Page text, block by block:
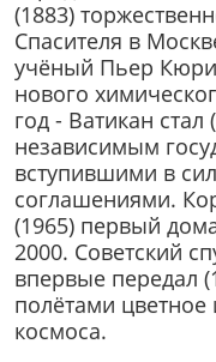
(1883)
Спасителя в
учёный Пьер
нового
год - Ватикан
независимым
вступившими в
соглашениями.
(1965) первый
2000. Советский
впервые передал
полётами
космоса.